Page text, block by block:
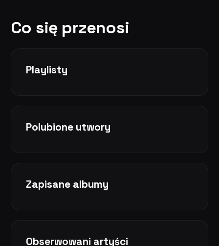
Co się przenosi
Playlisty
Polubione utwory
Zapisane albumy
Obserwowani artyści